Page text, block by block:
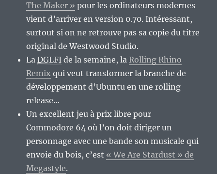
The Maker » pour les ordinateurs modernes
vient d’arriver en version 0.70. Intéressant,
surtout si on ne retrouve pas sa copie du titre
original de Westwood Studio.
LaDGLFI de la semaine, laRolling Rhino
Remix qui veut transformer la branche de
développement d’Ubuntu en une rolling
release…
Un excellent jeu à prix libre pour
Commodore 64 où l’on doit diriger un
personnage avec une bande son musicale qui
envoie du bois, c’est « We Are Stardust » de
Megastyle.